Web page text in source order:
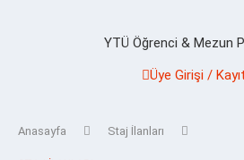
YTÜ Öğrenci & Mezun
Üye Girişi /
Anasayfa Staj İlanları